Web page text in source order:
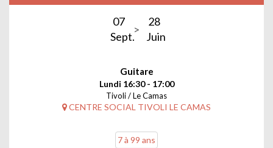
07
Sept.
28
Juin
Guitare
Lundi 16:30 - 17:00
Tivoli / Le Camas
CENTRE SOCIAL TIVOLI LE CAMAS
7 à 99 ans